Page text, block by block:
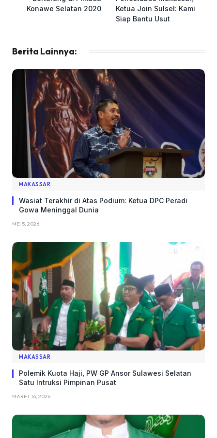
Konawe Selatan 2020
Ketua Join Sulsel: Kami
Siap Bantu Usut
Berita Lainnya:
MAKASSAR
Wasiat Terakhir di Atas Podium: Ketua DPC Peradi
Gowa Meninggal Dunia
MEI 5, 2026
MAKASSAR
Polemik Kuota Haji, PW GP Ansor Sulawesi Selatan
Satu Intruksi Pimpinan Pusat
MARET 16, 2026